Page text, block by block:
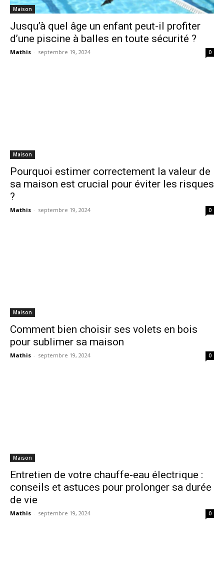
Maison
Jusqu’à quel âge un enfant peut-il profiter
d’une piscine à balles en toute sécurité ?
Mathis - septembre 19, 2024 0
Maison
Pourquoi estimer correctement la valeur de
sa maison est crucial pour éviter les risques
?
Mathis - septembre 19, 2024 0
Maison
Comment bien choisir ses volets en bois
pour sublimer sa maison
Mathis - septembre 19, 2024 0
Maison
Entretien de votre chauffe-eau électrique :
conseils et astuces pour prolonger sa durée
de vie
Mathis - septembre 19, 2024 0